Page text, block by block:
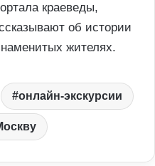
краеведы,
об истории
жителях.
онлайн-экскурсии